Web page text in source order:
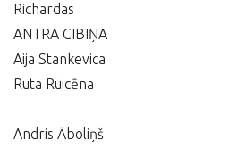
Richardas
ANTRA CIBIŅA
Aija Stankevica
Ruta Ruicēna
Andris Āboliņš